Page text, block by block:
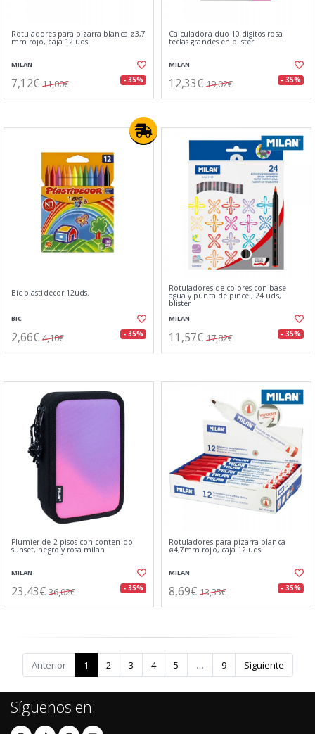
Rotuladores para pizarra blanca ø3,7
mm rojo, caja 12 uds
MILAN
7,12€ 11,00€ - 35%
Calculadora duo 10 digitos rosa
teclas grandes en blister
MILAN
12,33€ 19,02€ - 35%
Bic plastidecor 12uds.
BIC
2,66€ 4,10€ - 35%
Rotuladores de colores con base
agua y punta de pincel, 24 uds,
blister
MILAN
11,57€ 17,82€ - 35%
Plumier de 2 pisos con contenido
sunset, negro y rosa milan
MILAN
23,43€ 36,02€ - 35%
Rotuladores para pizarra blanca
ø4,7mm rojo, caja 12 uds
MILAN
8,69€ 13,35€ - 35%
Anterior 1 2 3 4 5 … 9 Siguiente
Síguenos en: